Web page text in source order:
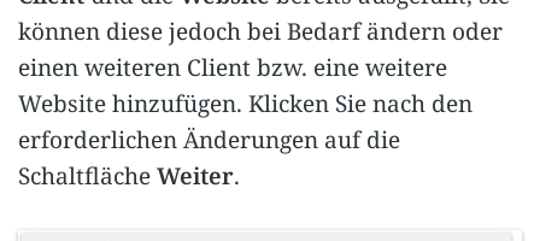
können diese jedoch bei Bedarf ändern oder
einen weiteren Client bzw. eine weitere
Website hinzufügen. Klicken Sie nach den
erforderlichen Änderungen auf die
SchaltflächeWeiter.